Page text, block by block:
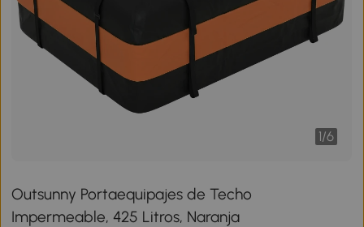
1/6
Outsunny Portaequipajes de Techo
Impermeable, 425 Litros, Naranja